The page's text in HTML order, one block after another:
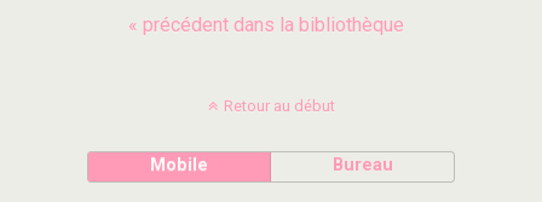
« précédent dans la bibliothèque
Retour au début
Mobile Bureau